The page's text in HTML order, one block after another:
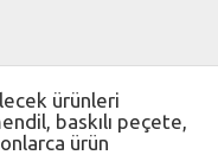
ürünleri
baskılı peçete,
ürün